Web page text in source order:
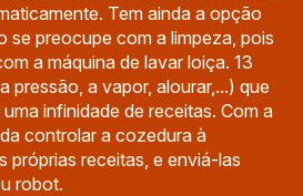
Tem ainda a opção
se preocupe com a limpeza, pois
a máquina de lavar loiça. 13
pressão, a vapor, alourar,...) que
infinidade de receitas. Com a
controlar a cozedura à
próprias receitas, e enviá-las
robot.